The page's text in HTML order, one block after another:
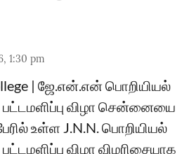
1:30 pm
| ஜே.என்.என் பொறியியல்
பட்டமளிப்பு விழா சென்னையை
உள்ள J.N.N. பொறியியல்
விழா விமரிசையாக